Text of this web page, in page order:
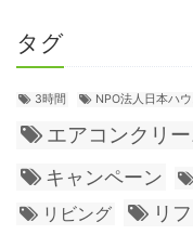
タグ
3時間 NPO法人日本ハ
エアコンクリ
キャンペーン
リビング リ